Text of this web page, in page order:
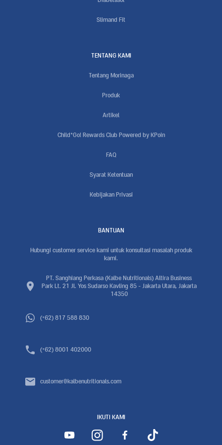
Slimand Fit
TENTANG KAMI
Tentang Morinaga
Produk
Artikel
Child*Go! Rewards Club Powered by KPoin
FAQ
Syarat Ketentuan
Kebijakan Privasi
BANTUAN
Hubungi customer service kami untuk konsultasi masalah produk
kami.
PT. Sanghiang Perkasa (Kalbe Nutritionals) Altira Business
Park Lt. 21 Jl. Yos Sudarso Kavling 85 - Jakarta Utara, Jakarta
14350
(+62) 817 588 830
(+62) 8001 402000
customer@kalbenutritionals.com
IKUTI KAMI